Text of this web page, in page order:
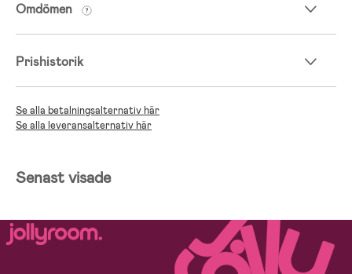
Omdömen
Prishistorik
Se alla betalningsalternativ här
Se alla leveransalternativ här
Senast visade